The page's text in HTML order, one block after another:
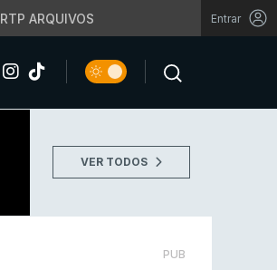
RTP ARQUIVOS Entrar
VER TODOS
PUB